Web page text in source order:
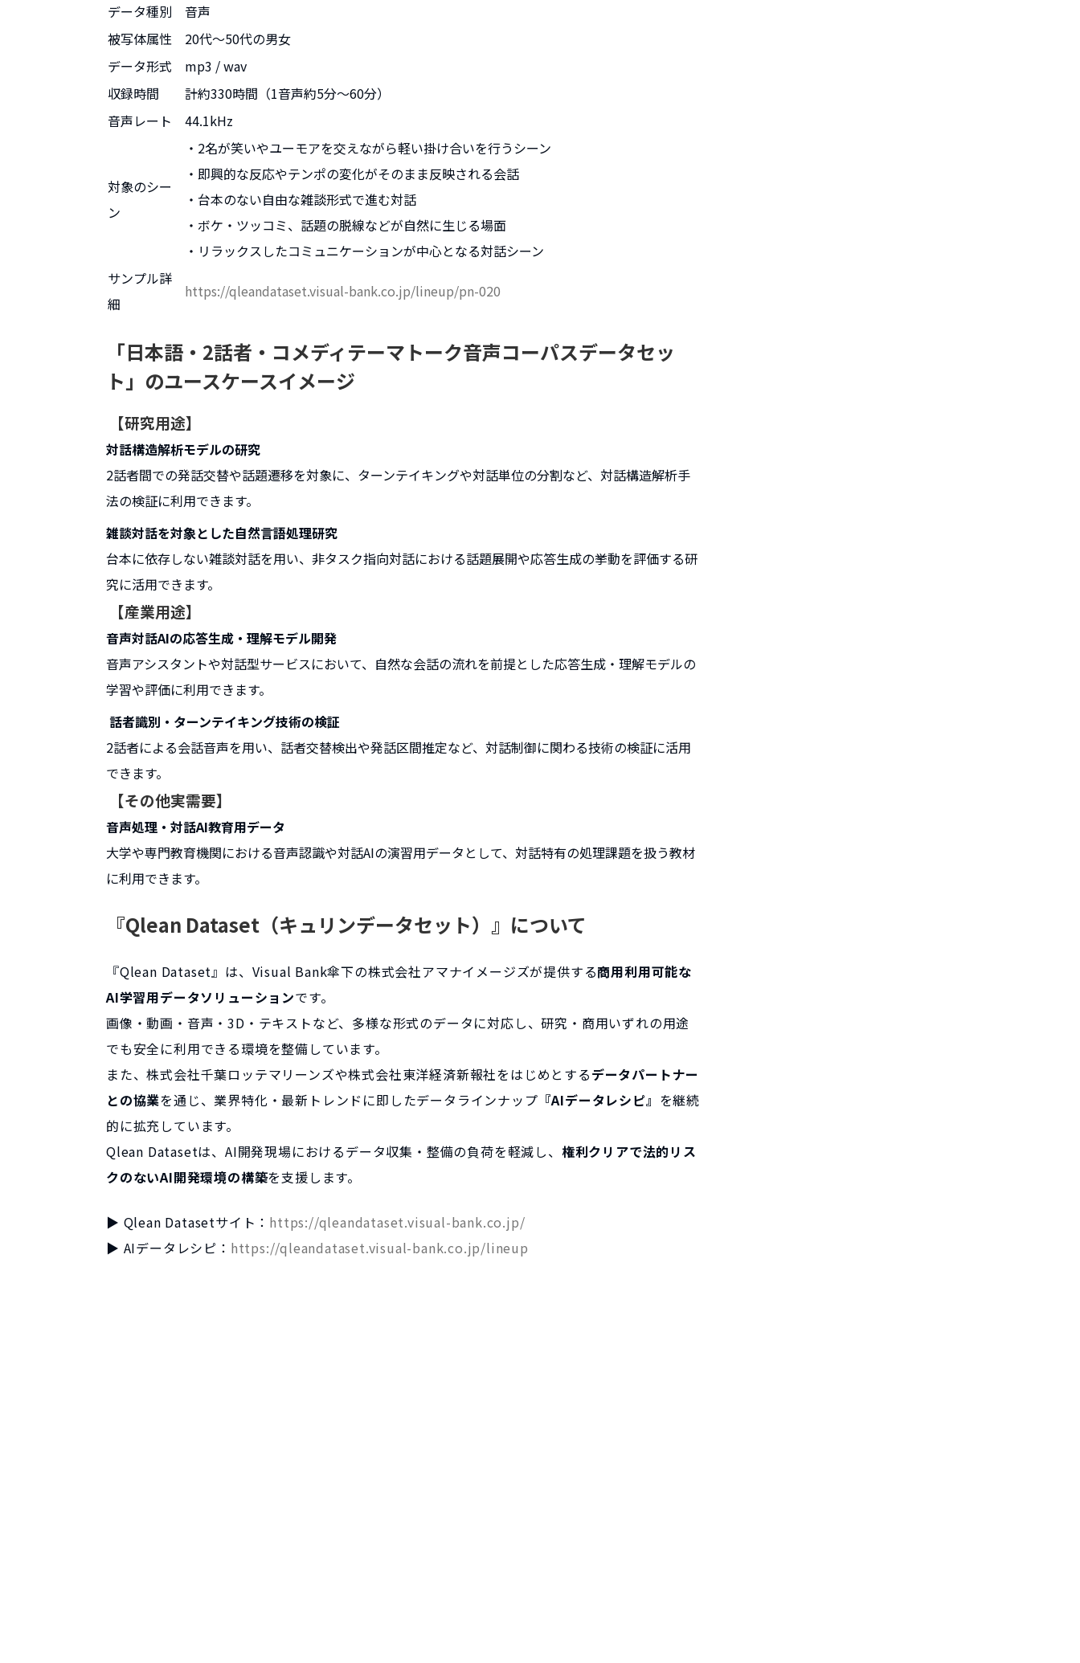
データ種別
音声
被写体属性
20代〜50代の男女
データ形式
mp3 / wav
収録時間
計約330時間（1音声約5分〜60分）
音声レート
44.1kHz
対象のシー
ン
・2名が笑いやユーモアを交えながら軽い掛け合いを行うシーン
・即興的な反応やテンポの変化がそのまま反映される会話
・台本のない自由な雑談形式で進む対話
・ボケ・ツッコミ、話題の脱線などが自然に生じる場面
・リラックスしたコミュニケーションが中心となる対話シーン
サンプル詳
細
https://qleandataset.visual-bank.co.jp/lineup/pn-020
「日本語・2話者・コメディテーマトーク音声コーパスデータセッ
ト」のユースケースイメージ
【研究用途】
対話構造解析モデルの研究
2話者間での発話交替や話題遷移を対象に、ターンテイキングや対話単位の分割など、対話構造解析手
法の検証に利用できます。
雑談対話を対象とした自然言語処理研究
台本に依存しない雑談対話を用い、非タスク指向対話における話題展開や応答生成の挙動を評価する研
究に活用できます。
【産業用途】
音声対話AIの応答生成・理解モデル開発
音声アシスタントや対話型サービスにおいて、自然な会話の流れを前提とした応答生成・理解モデルの
学習や評価に利用できます。
話者識別・ターンテイキング技術の検証
2話者による会話音声を用い、話者交替検出や発話区間推定など、対話制御に関わる技術の検証に活用
できます。
【その他実需要】
音声処理・対話AI教育用データ
大学や専門教育機関における音声認識や対話AIの演習用データとして、対話特有の処理課題を扱う教材
に利用できます。
『Qlean Dataset（キュリンデータセット）』について
『Qlean Dataset』は、Visual Bank傘下の株式会社アマナイメージズが提供する商用利用可能な
AI学習用データソリューションです。
画像・動画・音声・3D・テキストなど、多様な形式のデータに対応し、研究・商用いずれの用途
でも安全に利用できる環境を整備しています。
また、株式会社千葉ロッテマリーンズや株式会社東洋経済新報社をはじめとするデータパートナー
との協業を通じ、業界特化・最新トレンドに即したデータラインナップ 『AIデータレシピ』 を継続
的に拡充しています。
Qlean Datasetは、AI開発現場におけるデータ収集・整備の負荷を軽減し、 権利クリアで法的リス
クのないAI開発環境の構築を支援します。
▶ Qlean Datasetサイト： https://qleandataset.visual-bank.co.jp/
▶ AIデータレシピ： https://qleandataset.visual-bank.co.jp/lineup